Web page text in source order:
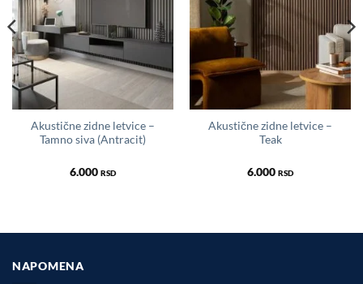
Akustične zidne letvice –
Tamno siva (Antracit)
6.000 RSD
Akustične zidne letvice –
Teak
6.000 RSD
NAPOMENA